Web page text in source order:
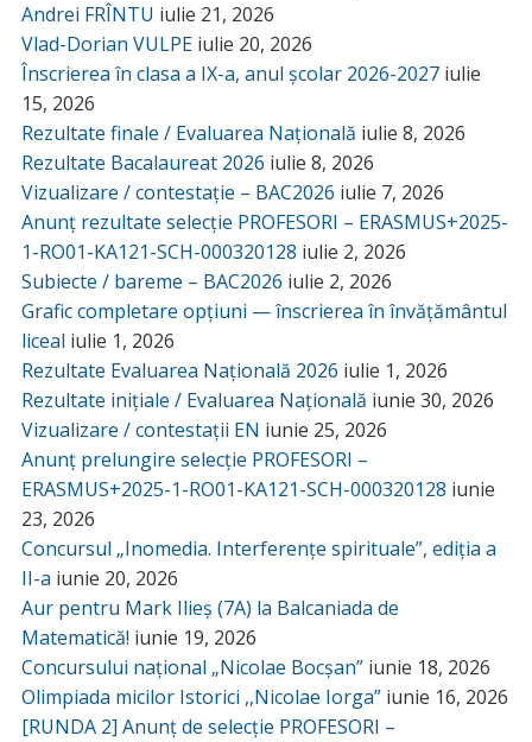
Andrei FRÎNTU iulie 21, 2026
Vlad-Dorian VULPE iulie 20, 2026
Înscrierea în clasa a IX-a, anul școlar 2026-2027 iulie
15, 2026
Rezultate finale / Evaluarea Națională iulie 8, 2026
Rezultate Bacalaureat 2026 iulie 8, 2026
Vizualizare / contestație – BAC2026 iulie 7, 2026
Anunț rezultate selecție PROFESORI – ERASMUS+2025-
1-RO01-KA121-SCH-000320128 iulie 2, 2026
Subiecte / bareme – BAC2026 iulie 2, 2026
Grafic completare opțiuni — înscrierea în învățământul
liceal iulie 1, 2026
Rezultate Evaluarea Națională 2026 iulie 1, 2026
Rezultate inițiale / Evaluarea Națională iunie 30, 2026
Vizualizare / contestații EN iunie 25, 2026
Anunț prelungire selecție PROFESORI –
ERASMUS+2025-1-RO01-KA121-SCH-000320128 iunie
23, 2026
Concursul „Inomedia. Interferențe spirituale”, ediția a
II-a iunie 20, 2026
Aur pentru Mark Ilieș (7A) la Balcaniada de
Matematică! iunie 19, 2026
Concursului național „Nicolae Bocșan” iunie 18, 2026
Olimpiada micilor Istorici ,,Nicolae Iorga” iunie 16, 2026
[RUNDA 2] Anunț de selecție PROFESORI –